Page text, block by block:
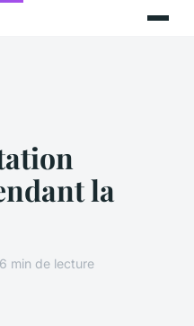
la
min de lecture